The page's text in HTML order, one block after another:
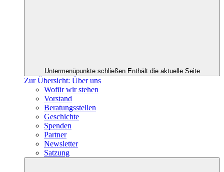
Untermenüpunkte schließen Enthält die aktuelle Seite
Zur Übersicht: Über uns
Wofür wir stehen
Vorstand
Beratungsstellen
Geschichte
Spenden
Partner
Newsletter
Satzung